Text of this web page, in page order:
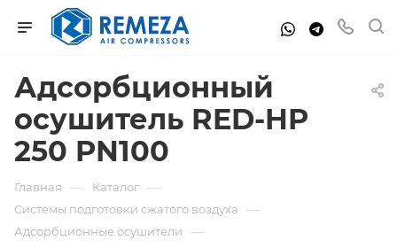
Адсорбционный
осушитель RED-HP
250 PN100
Главная — Каталог —
Системы подготовки сжатого воздуха —
Адсорбционные осушители —